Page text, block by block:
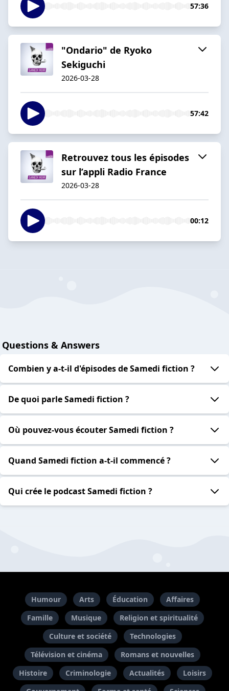
57:36
"Ondario" de Ryoko
Sekiguchi
2026-03-28
57:42
Retrouvez tous les épisodes
sur l’appli Radio France
2026-03-28
00:12
Questions & Answers
Combien y a-t-il d'épisodes de Samedi fiction ?
De quoi parle Samedi fiction ?
Où pouvez-vous écouter Samedi fiction ?
Quand Samedi fiction a-t-il commencé ?
Qui crée le podcast Samedi fiction ?
Humour Arts Éducation
Affaires
Famille
Musique
Religion et spiritualité
Culture et société
Technologies
Télévision et cinéma
Romans et nouvelles
Histoire
Criminologie Actualités
Loisirs